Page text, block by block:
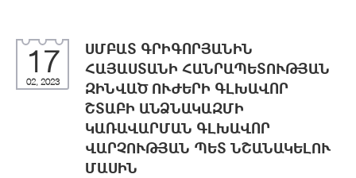
17
02, 2023
ՍՄԲԱՏ ԳՐԻԳՈՐՅԱՆԻՆ
ՀԱՅԱՍՏԱՆԻ ՀԱՆՐԱՊԵՏՈՒԹՅԱՆ
ԶԻՆՎԱԾ ՈՒԺԵՐԻ ԳԼԽԱՎՈՐ
ՇՏԱԲԻ ԱՆՁՆԱԿԱԶՄԻ
ԿԱՌԱՎԱՐՄԱՆ ԳԼԽԱՎՈՐ
ՎԱՐՉՈՒԹՅԱՆ ՊԵՏ ՆՇԱՆԱԿԵԼՈՒ
ՄԱՍԻՆ